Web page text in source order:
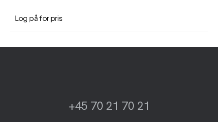
Log på for pris
+45 70 21 70 21